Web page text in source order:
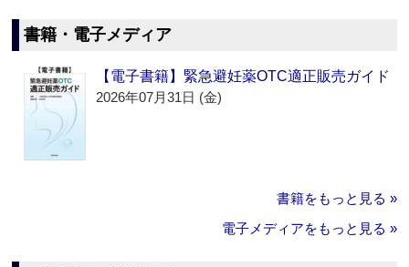
書籍・電子メディア
【電子書籍】緊急避妊薬OTC適正販売ガイド
2026年07月31日 (金)
書籍をもっと見る »
電子メディアをもっと見る »